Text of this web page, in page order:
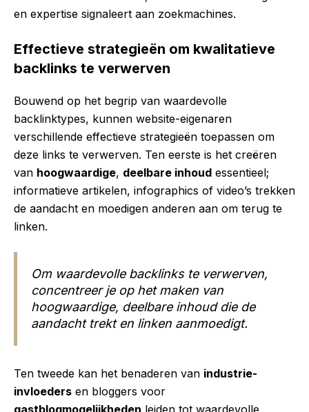
en expertise signaleert aan zoekmachines.
Effectieve strategieën om kwalitatieve
backlinks te verwerven
Bouwend op het begrip van waardevolle
backlinktypes, kunnen website-eigenaren
verschillende effectieve strategieën toepassen om
deze links te verwerven. Ten eerste is het creëren
van hoogwaardige, deelbare inhoud essentieel;
informatieve artikelen, infographics of video’s trekken
de aandacht en moedigen anderen aan om terug te
linken.
Om waardevolle backlinks te verwerven,
concentreer je op het maken van
hoogwaardige, deelbare inhoud die de
aandacht trekt en linken aanmoedigt.
Ten tweede kan het benaderen van industrie-
invloeders en bloggers voor